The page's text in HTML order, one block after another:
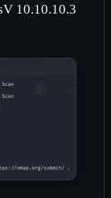
10.10.10.3